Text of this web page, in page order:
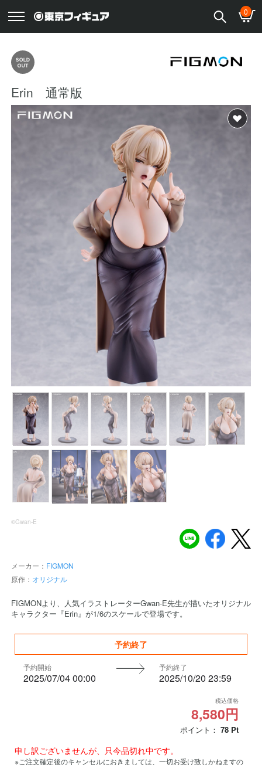
0
Erin 通常版
©Gwan-E
メーカー： FIGMON
原作： オリジナル
FIGMONより、人気イラストレーターGwan-E先生が描いたオリジナル
キャラクター『Erin』が1/6のスケールで登場です。
予約終了
予約開始
2025/07/04 00:00
予約終了
2025/10/20 23:59
税込価格
8,580円
ポイント： 78 Pt
申し訳ございませんが、只今品切れ中です。
※ご注文確定後のキャンセルにおきましては、一切お受け致しかねますの